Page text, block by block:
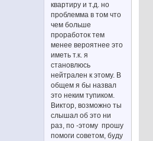
квартиру и т.д. но
проблемма в том что
чем больше
проработок тем
менее вероятнее это
иметь т.к. я
становлюсь
нейтрален к этому. В
общем я бы назвал
это неким тупиком.
Виктор, возможно ты
слышал об это ни
раз, по -этому прошу
помоги советом, буду